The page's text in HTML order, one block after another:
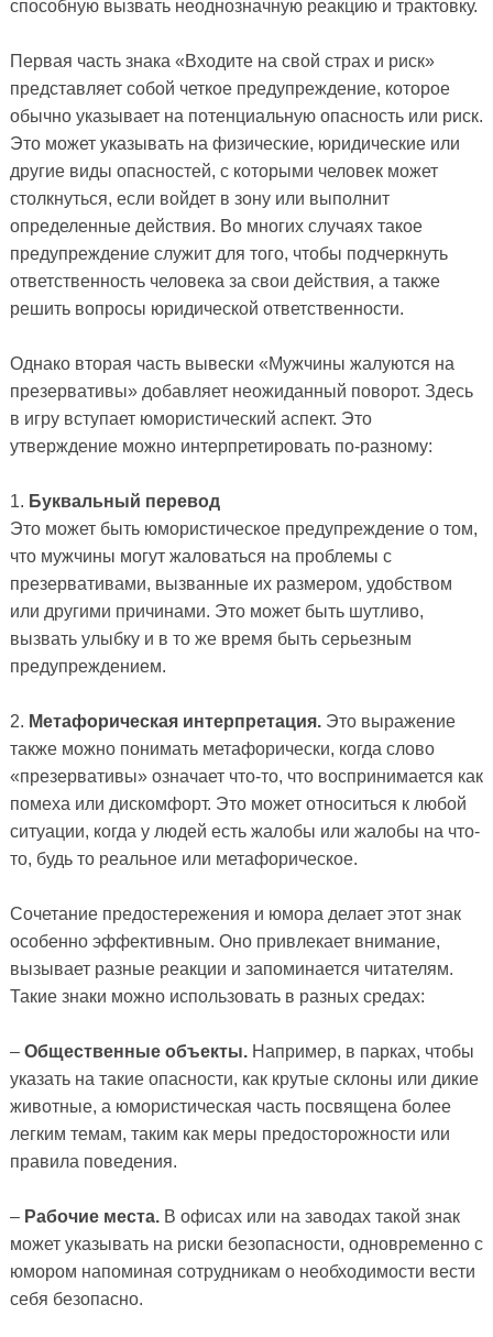
способную вызвать неоднозначную реакцию и трактовку.
Первая часть знака «Входите на свой страх и риск»
представляет собой четкое предупреждение, которое
обычно указывает на потенциальную опасность или риск.
Это может указывать на физические, юридические или
другие виды опасностей, с которыми человек может
столкнуться, если войдет в зону или выполнит
определенные действия. Во многих случаях такое
предупреждение служит для того, чтобы подчеркнуть
ответственность человека за свои действия, а также
решить вопросы юридической ответственности.
Однако вторая часть вывески «Мужчины жалуются на
презервативы» добавляет неожиданный поворот. Здесь
в игру вступает юмористический аспект. Это
утверждение можно интерпретировать по-разному:
1. Буквальный перевод
Это может быть юмористическое предупреждение о том,
что мужчины могут жаловаться на проблемы с
презервативами, вызванные их размером, удобством
или другими причинами. Это может быть шутливо,
вызвать улыбку и в то же время быть серьезным
предупреждением.
2. Метафорическая интерпретация.Это выражение
также можно понимать метафорически, когда слово
«презервативы» означает что-то, что воспринимается как
помеха или дискомфорт. Это может относиться к любой
ситуации, когда у людей есть жалобы или жалобы на что-
то, будь то реальное или метафорическое.
Сочетание предостережения и юмора делает этот знак
особенно эффективным. Оно привлекает внимание,
вызывает разные реакции и запоминается читателям.
Такие знаки можно использовать в разных средах:
– Общественные объекты.Например, в парках, чтобы
указать на такие опасности, как крутые склоны или дикие
животные, а юмористическая часть посвящена более
легким темам, таким как меры предосторожности или
правила поведения.
– Рабочие места.В офисах или на заводах такой знак
может указывать на риски безопасности, одновременно с
юмором напоминая сотрудникам о необходимости вести
себя безопасно.